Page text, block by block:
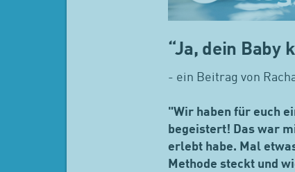
“Ja, dein Baby
- ein Beitrag von
"Wir haben für euch
begeistert! Das war
erlebt habe. Mal
Methode steckt und